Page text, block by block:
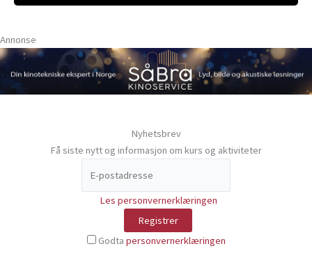
Annonse
Nyhetsbrev
Få siste nytt og informasjon om kurs og aktiviteter
Les personvernerklæringen
Godta personvernerklæringen